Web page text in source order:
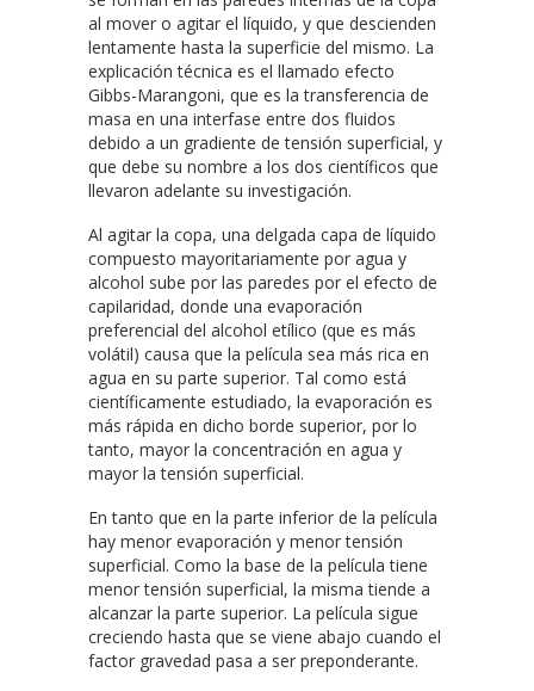
al mover o agitar el líquido, y que descienden
lentamente hasta la superficie del mismo. La
explicación técnica es el llamado efecto
Gibbs-Marangoni, que es la transferencia de
masa en una interfase entre dos fluidos
debido a un gradiente de tensión superficial, y
que debe su nombre a los dos científicos que
llevaron adelante su investigación.
Al agitar la copa, una delgada capa de líquido
compuesto mayoritariamente por agua y
alcohol sube por las paredes por el efecto de
capilaridad, donde una evaporación
preferencial del alcohol etílico (que es más
volátil) causa que la película sea más rica en
agua en su parte superior. Tal como está
científicamente estudiado, la evaporación es
más rápida en dicho borde superior, por lo
tanto, mayor la concentración en agua y
mayor la tensión superficial.
En tanto que en la parte inferior de la película
hay menor evaporación y menor tensión
superficial. Como la base de la película tiene
menor tensión superficial, la misma tiende a
alcanzar la parte superior. La película sigue
creciendo hasta que se viene abajo cuando el
factor gravedad pasa a ser preponderante.